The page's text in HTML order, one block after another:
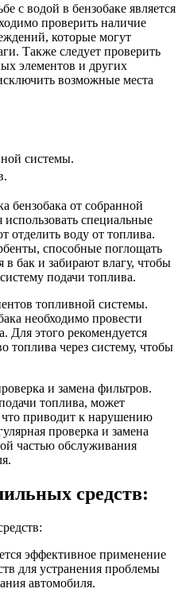
с водой в бензобаке является
проверить наличие
которые могут
Также следует проверить
элементов и других
возможные места
системы.
бензобака от собранной
специальные
отделить воду от топлива.
способные поглощать
в бак и забирают влагу, чтобы
подачи топлива.
топливной системы.
необходимо провести
Для этого рекомендуется
топлива через систему, чтобы
и замена фильтров.
топлива, может
что приводит к нарушению
проверка и замена
частью обслуживания
средств:
эффективное применение
для устранения проблемы
автомобиля.